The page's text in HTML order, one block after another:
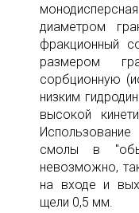
диаметром
фракционный
размером
сорбционную
низким
высокой
смолы в
невозможно,
на входе и
щели 0,5 мм.